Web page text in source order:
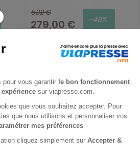
532 €
279,00 € -48%
Ajouter au panier